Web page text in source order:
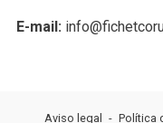
E-mail:
Aviso legal - Política